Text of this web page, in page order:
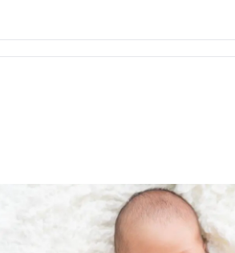
ざいます！と思た良い出産の思い出になり